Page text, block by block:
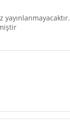
yayınlanmayacaktır.